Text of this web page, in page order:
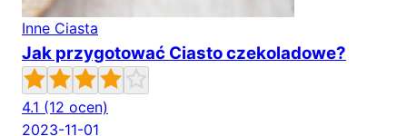
Inne Ciasta
Jak przygotować Ciasto czekoladowe?
4.1 (12 ocen)
2023-11-01